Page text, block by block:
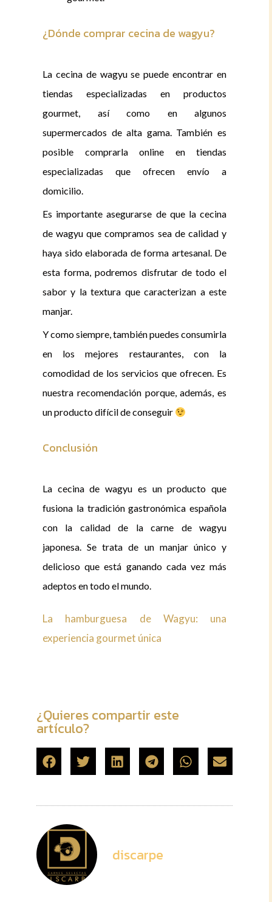
¿Dónde comprar cecina de wagyu?
La cecina de wagyu se puede encontrar en
tiendas especializadas en productos
gourmet, así como en algunos
supermercados de alta gama. También es
posible comprarla online en tiendas
especializadas que ofrecen envío a
domicilio.
Es importante asegurarse de que la cecina
de wagyu que compramos sea de calidad y
haya sido elaborada de forma artesanal. De
esta forma, podremos disfrutar de todo el
sabor y la textura que caracterizan a este
manjar.
Y como siempre, también puedes consumirla
en los mejores restaurantes, con la
comodidad de los servicios que ofrecen. Es
nuestra recomendación porque, además, es
un producto difícil de conseguir
Conclusión
La cecina de wagyu es un producto que
fusiona la tradición gastronómica española
con la calidad de la carne de wagyu
japonesa. Se trata de un manjar único y
delicioso que está ganando cada vez más
adeptos en todo el mundo.
La hamburguesa de Wagyu: una
experiencia gourmet única
¿Quieres compartir este
artículo?
discarpe